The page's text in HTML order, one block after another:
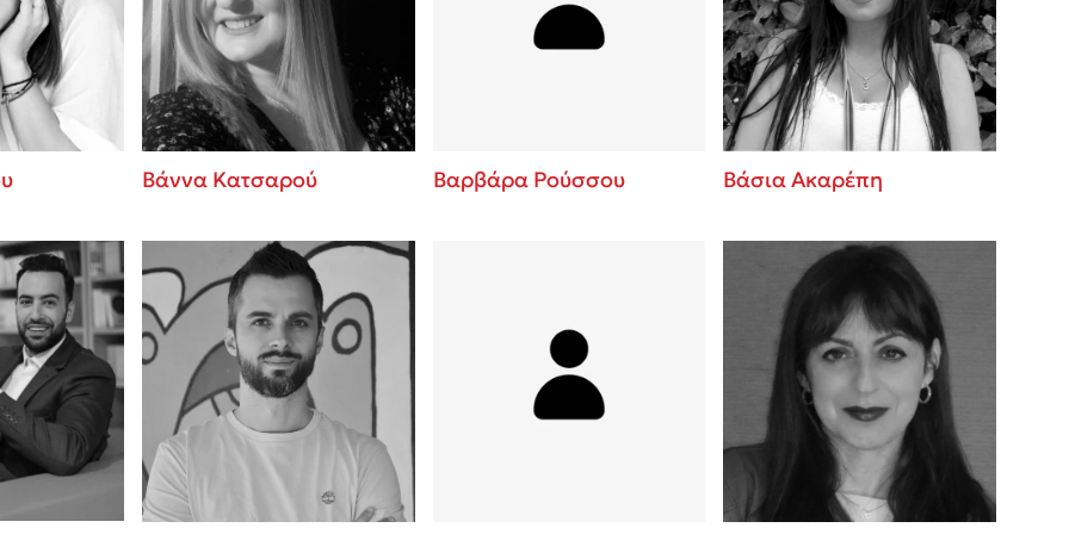
Baccalario
Εύκολη συνταγή για chicken BBQ pizza
από τον Άκη Πετρετζίκη!
3 βιβλία που μπορείς να διαβάσεις σε
μια μέρα!
Διακοπές με τα παιδιά: Η ανάγκη μας για
παύση σε μετωπική σύγκρουση με τη
Πάνω, κάτω, μπροστά, πίσω; Κάνε το
τεστ και ανακάλυψε την τάση σου!
Βάννα Κατσαρού Βαρβάρα Ρούσσου Βάσια Ακαρέπη